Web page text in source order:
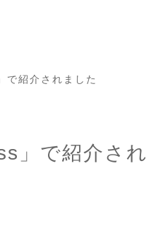
紹介されました
」で紹介され